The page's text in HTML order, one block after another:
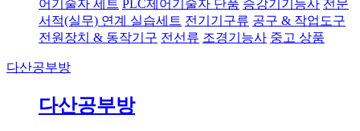
어기술자 세트 PLC제어기술자 단품 승강기기능사 전문
서적(실무) 연계 실습세트 전기기구류 공구 & 작업도구
전원장치 & 동작기구 전선류 조경기능사 중고 상품
다산공부방
다산공부방